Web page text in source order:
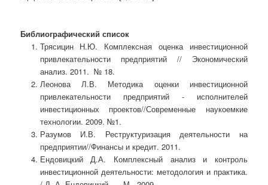
Библиографический список
Трясицин Н.Ю. Комплексная оценка инвестиционной
привлекательности предприятий // Экономический
анализ. 2011. № 18.
Леонова Л.В. Методика оценки инвестиционной
привлекательности предприятий - исполнителей
инвестиционных проектов//Современные наукоемкие
технологии. 2009. №1.
Разумов И.В. Реструктуризация деятельности на
предприятии//Финансы и кредит. 2011.
Ендовицкий Д.А. Комплексный анализ и контроль
инвестиционной деятельности: методология и практика.